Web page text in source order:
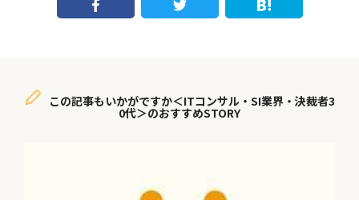
この記事もいかがですか＜ITコンサル・SI業界・決裁者3
0代＞のおすすめSTORY